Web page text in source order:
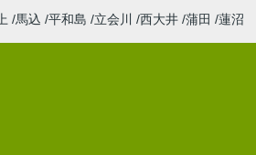
馬込 平和島 立会川 西大井 蒲田 蓮沼